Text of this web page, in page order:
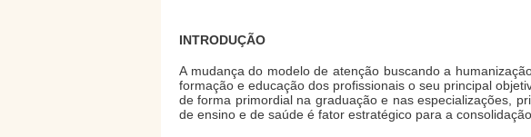
INTRODUÇÃO
A mudança do modelo de atenção buscando a
formação e educação dos profissionais o seu principal
de forma primordial na graduação e nas especializações,
de ensino e de saúde é fator estratégico para a